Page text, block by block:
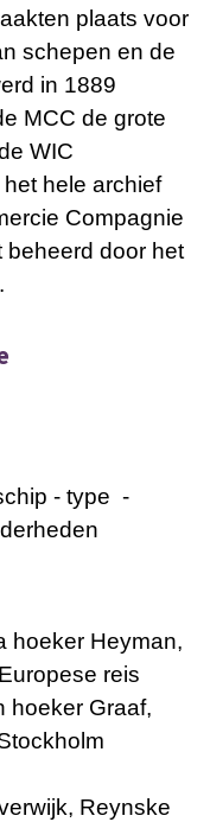
plaats voor
schepen en de
in 1889
MCC de grote
WIC
hele archief
Compagnie
beheerd door het
- type -
hoeker Heyman,
reis
hoeker Graaf,
Reynske